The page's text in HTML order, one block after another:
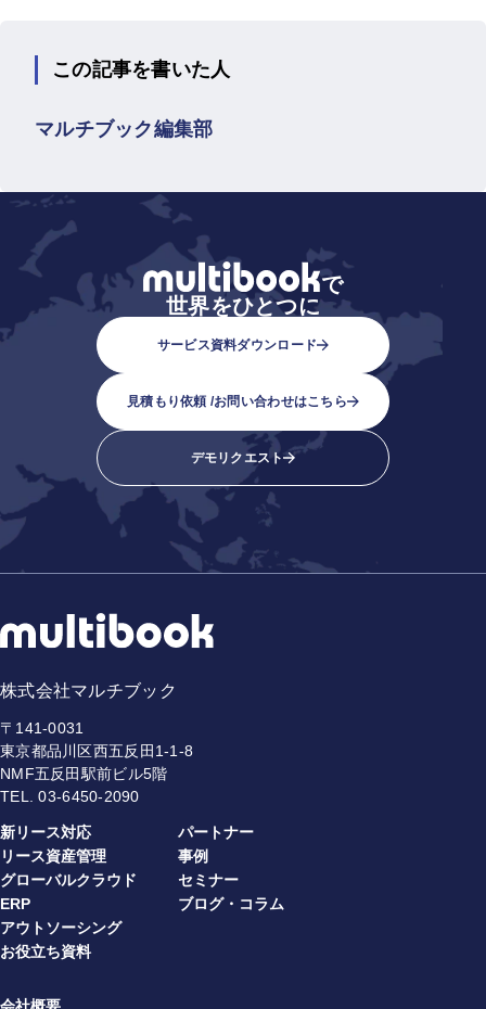
この記事を書いた人
マルチブック編集部
で
世界をひとつに
サービス資料ダウンロード
見積もり依頼 /お問い合わせはこちら
デモリクエスト
株式会社マルチブック
〒141-0031
東京都品川区西五反田1-1-8
NMF五反田駅前ビル5階
TEL.03-6450-2090
新リース対応
リース資産管理
グローバルクラウド
ERP
アウトソーシング
お役立ち資料
パートナー
事例
セミナー
ブログ・コラム